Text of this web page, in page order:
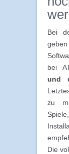
Bei
bei
und
zu
Die